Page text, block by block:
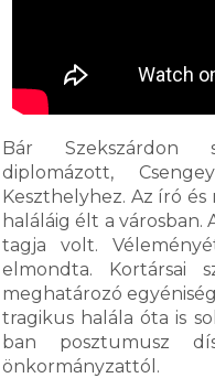
Bár Szekszárdon
diplomázott,
Keszthelyhez. Az író
haláláig élt a
tagja volt.
elmondta. Kortársai
meghatározó
tragikus halála óta is
ban posztumusz
önkormányzattól.